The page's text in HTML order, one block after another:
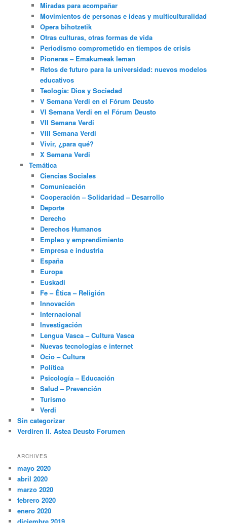
Miradas para acompañar
Movimientos de personas e ideas y multiculturalidad
Opera bihotzetik
Otras culturas, otras formas de vida
Periodismo comprometido en tiempos de crisis
Pioneras – Emakumeak leman
Retos de futuro para la universidad: nuevos modelos
educativos
Teología: Dios y Sociedad
V Semana Verdi en el Fórum Deusto
VI Semana Verdi en el Fórum Deusto
VII Semana Verdi
VIII Semana Verdi
Vivir, ¿para qué?
X Semana Verdi
Temática
Ciencias Sociales
Comunicación
Cooperación – Solidaridad – Desarrollo
Deporte
Derecho
Derechos Humanos
Empleo y emprendimiento
Empresa e industria
España
Europa
Euskadi
Fe – Ética – Religión
Innovación
Internacional
Investigación
Lengua Vasca – Cultura Vasca
Nuevas tecnologías e internet
Ocio – Cultura
Política
Psicología – Educación
Salud – Prevención
Turismo
Verdi
Sin categorizar
Verdiren II. Astea Deusto Forumen
ARCHIVES
mayo 2020
abril 2020
marzo 2020
febrero 2020
enero 2020